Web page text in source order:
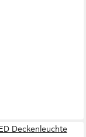
Deckenleuchte